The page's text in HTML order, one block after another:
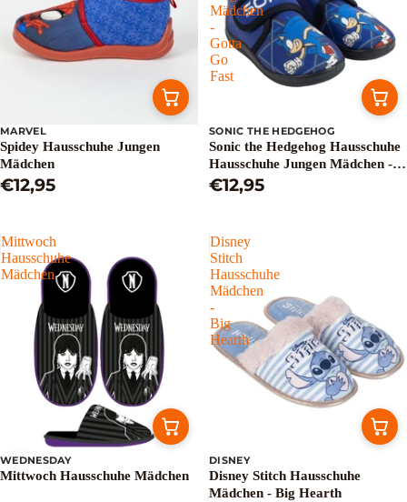
MARVEL
Spidey Hausschuhe Jungen
Mädchen
€12,95
Mädchen
-
Gotta
Go
Fast
SONIC THE HEDGEHOG
Sonic the Hedgehog Hausschuhe
Hausschuhe Jungen Mädchen -
Gotta Go Fast
€12,95
Mittwoch
Hausschuhe
Mädchen
Sale
WEDNESDAY
Mittwoch Hausschuhe Mädchen
Disney
Stitch
Hausschuhe
Mädchen
-
Big
Hearth
DISNEY
Disney Stitch Hausschuhe
Mädchen - Big Hearth